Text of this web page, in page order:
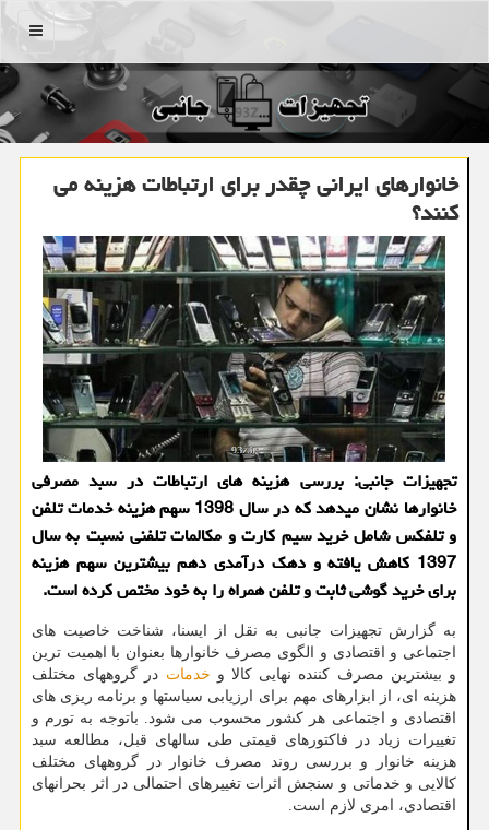
منو
خانوارهای ایرانی چقدر برای ارتباطات هزینه می
كنند؟
تجهیزات جانبی: بررسی هزینه های ارتباطات در سبد مصرفی
خانوارها نشان میدهد که در سال 1398 سهم هزینه خدمات تلفن
و تلفکس شامل خرید سیم کارت و مکالمات تلفنی نسبت به سال
1397 کاهش یافته و دهک درآمدی دهم بیشترین سهم هزینه
برای خرید گوشی ثابت و تلفن همراه را به خود مختص کرده است.
به گزارش تجهیزات جانبی به نقل از ایسنا، شناخت خاصیت های
اجتماعی و اقتصادی و الگوی مصرف خانوارها بعنوان با اهمیت ترین
و بیشترین مصرف کننده نهایی کالا و خدمات در گروههای مختلف
هزینه ای، از ابزارهای مهم برای ارزیابی سیاستها و برنامه ریزی های
اقتصادی و اجتماعی هر کشور محسوب می شود. باتوجه به تورم و
تغییرات زیاد در فاکتورهای قیمتی طی سالهای قبل، مطالعه سبد
هزینه خانوار و بررسی روند مصرف خانوار در گروههای مختلف
کالایی و خدماتی و سنجش اثرات تغییرهای احتمالی در اثر بحرانهای
اقتصادی، امری لازم است.